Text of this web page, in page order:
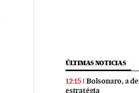
ÚLTIMAS NOTICIAS
12:15
Bolsonaro, a
estratégia